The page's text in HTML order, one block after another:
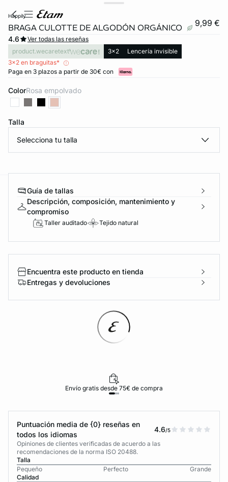
happily
BRAGA CULOTTE DE ALGODÓN ORGÁNICO 9,99 €
4.6
Ver todas las reseñas
product.wecaretext
3x2
Lencería invisible
3x2 en braguitas*
Paga en 3 plazos a partir de 30€ con
Color rosa empolvado
Talla
Selecciona tu talla
Guía de tallas
Descripción, composición, mantenimiento y
compromiso
Taller auditado Tejido natural
Encuentra este producto en tienda
Entregas y devoluciones
Envío gratis desde 75€ de compra
Puntuación media de {0} reseñas en
todos los idiomas
4.6/5
Opiniones de clientes verificadas de acuerdo a las
recomendaciones de la norma ISO 20488.
Talla
Pequeño
Perfecto
Grande
Calidad